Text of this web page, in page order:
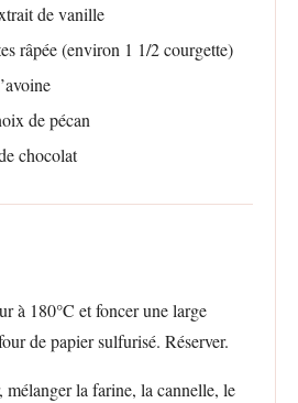
de vanille
râpée (environ 1 1/2courgette)
de pécan
chocolat
à 180°C et foncer une large
de papier sulfurisé. Réserver.
mélanger la farine, la cannelle, le